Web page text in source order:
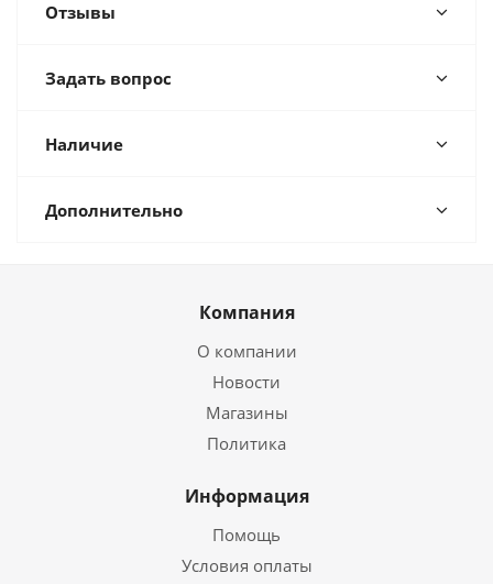
Отзывы
Задать вопрос
Наличие
Дополнительно
Компания
О компании
Новости
Магазины
Политика
Информация
Помощь
Условия оплаты